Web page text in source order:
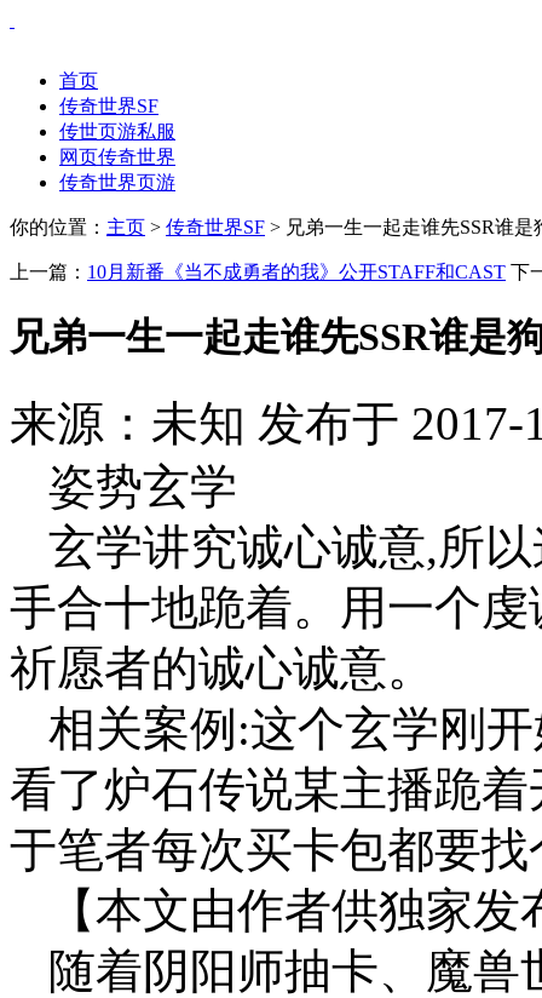
首页
传奇世界SF
传世页游私服
网页传奇世界
传奇世界页游
你的位置： 主页 > 传奇世界SF > 兄弟一生一起走谁先SSR谁是
上一篇： 10月新番《当不成勇者的我》公开STAFF和CAST 下
兄弟一生一起走谁先SSR谁是
来源：未知 发布于
姿势玄学
玄学讲究诚心诚意,所
手合十地跪着。用一个
祈愿者的诚心诚意。
相关案例:这个玄学刚
看了炉石传说某主播跪
于笔者每次买卡包都要找
【本文由作者供独家
随着阴阳师抽卡、魔兽